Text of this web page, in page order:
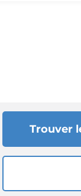
Trouver